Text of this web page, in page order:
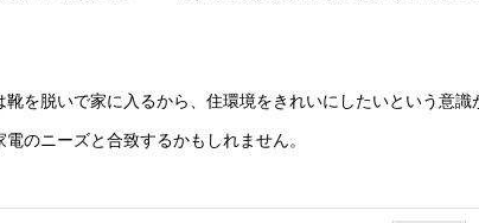
靴を脱いで家に入るから、住環境をきれいにしたいという意識
のニーズと合致するかもしれません。